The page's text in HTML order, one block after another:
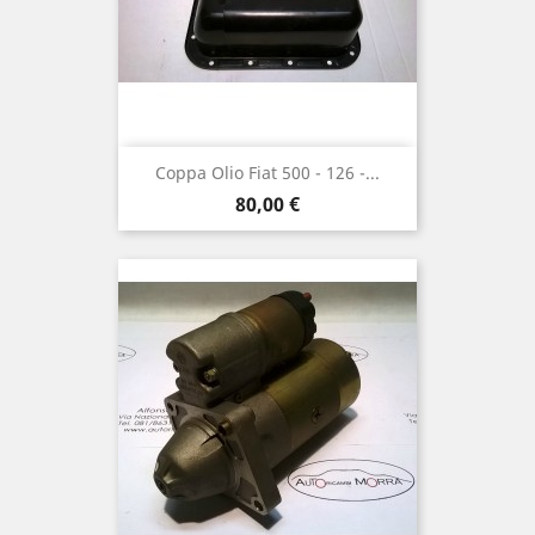
Coppa Olio Fiat 500 - 126 -...
Prezzo
80,00 €